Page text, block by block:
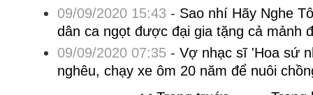
09/09/2020 15:43 - Sao nhí Hãy Nghe
dân ca ngọt được đại gia tặng cả mảnh
09/09/2020 07:35- Vợ nhạc sĩ 'Hoa sứ
nghêu, chạy xe ôm 20 năm để nuôi